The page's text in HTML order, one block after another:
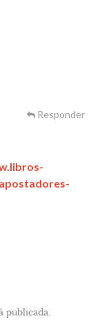
Responder
publicada.